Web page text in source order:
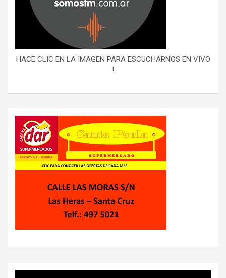
HACE CLIC EN LA IMAGEN PARA ESCUCHARNOS EN VIVO
!